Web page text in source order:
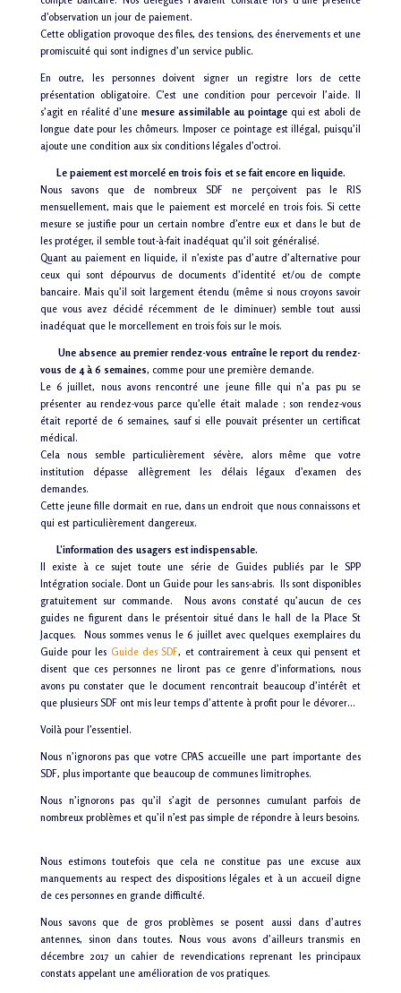
d’observation un jour de paiement.
Cette obligation provoque des files, des tensions, des énervements et une
promiscuité qui sont indignes d’un service public.
En outre, les personnes doivent signer un registre lors de cette
présentation obligatoire. C’est une condition pour percevoir l’aide. Il
s’agit en réalité d’unemesure assimilable au pointagequi est aboli de
longue date pour les chômeurs. Imposer ce pointage est illégal, puisqu’il
ajoute une condition aux six conditions légales d’octroi.
Le paiement est morcelé en trois fois et se fait encore en liquide.
Nous savons que de nombreux SDF ne perçoivent pas le
RIS
mensuellement, mais que le paiement est morcelé en trois fois. Si cette
mesure se justifie pour un certain nombre d’entre eux et dans le but de
les protéger, il semble tout-à-fait inadéquat qu’il soit généralisé.
Quant au paiement en liquide, il n’existe pas d’autre d’alternative pour
ceux qui sont dépourvus de documents d’identité et/ou de compte
bancaire. Mais qu’il soit largement étendu (même si nous croyons savoir
que vous avez décidé récemment de le diminuer) semble tout aussi
inadéquat que le morcellement en trois fois sur le mois.
Une absence au premier rendez-vous entraîne le report du rendez-
vous de 4 à 6 semaines, comme pour une première demande.
Le 6 juillet, nous avons rencontré une jeune fille qui n’a pas pu se
présenter au rendez-vous parce qu’elle était malade ; son rendez-vous
était reporté de 6 semaines, sauf si elle pouvait présenter un certificat
médical.
Cela nous semble particulièrement sévère, alors même que votre
institution dépasse allègrement les délais légaux d’examen des
demandes.
Cette jeune fille dormait en rue, dans un endroit que nous connaissons et
qui est particulièrement dangereux.
L’information des usagers est indispensable.
Il existe à ce sujet toute une série de Guides publiés par le SPP
Intégration sociale. Dont un Guide pour les sans-abris. Ils sont disponibles
gratuitement sur commande. Nous avons constaté qu’aucun de ces
guides ne figurent dans le présentoir situé dans le hall de la Place St
Jacques. Nous sommes venus le 6 juillet avec quelques exemplaires du
Guide pour les Guide des SDF, et contrairement à ceux qui pensent et
disent que ces personnes ne liront pas ce genre d’informations, nous
avons pu constater que le document rencontrait beaucoup d’intérêt et
que plusieurs SDF ont mis leur temps d’attente à profit pour le dévorer…
Voilà pour l’essentiel.
Nous n’ignorons pas que votre CPAS accueille une part importante des
SDF, plus importante que beaucoup de communes limitrophes.
Nous n’ignorons pas qu’il s’agit de personnes cumulant parfois de
nombreux problèmes et qu’il n’est pas simple de répondre à leurs besoins.
Nous estimons toutefois que cela ne constitue pas une excuse aux
manquements au respect des dispositions légales et à un accueil digne
de ces personnes en grande difficulté.
Nous savons que de gros problèmes se posent aussi dans d’autres
antennes, sinon dans toutes. Nous vous avons d’ailleurs transmis en
décembre 2017 un cahier de revendications reprenant les principaux
constats appelant une amélioration de vos pratiques.